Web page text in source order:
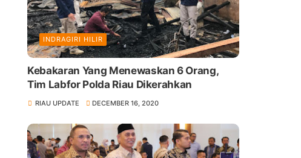
INDRAGIRI HILIR
Kebakaran Yang Menewaskan 6 Orang,
Tim Labfor Polda Riau Dikerahkan
RIAU UPDATE DECEMBER 16, 2020